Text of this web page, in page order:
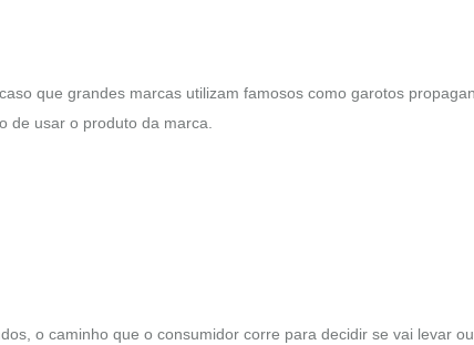
que grandes marcas utilizam famosos como garotos
de usar o produto da marca.
o caminho que o consumidor corre para decidir se vai levar